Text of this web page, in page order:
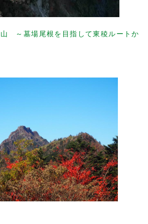
～墓場尾根を目指して東稜ルートか